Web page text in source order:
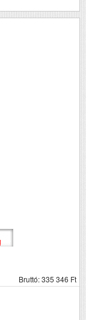
Bruttó: 335 346 Ft